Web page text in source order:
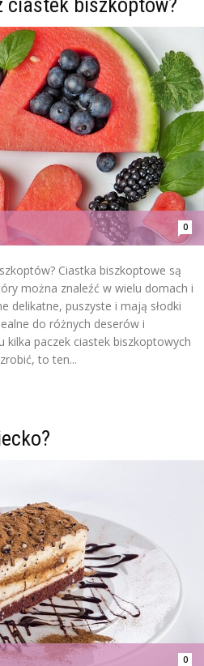
ciastek biszkoptów?
0
Ciastka biszkoptowe są
można znaleźć w wielu domach i
delikatne, puszyste i mają słodki
do różnych deserów i
kilka paczek ciastek biszkoptowych
to ten...
0